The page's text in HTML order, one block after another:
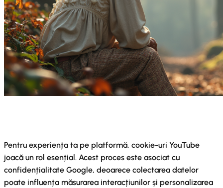
Pentru experiența ta pe platformă, cookie-uri YouTube
joacă un rol esențial. Acest proces este asociat cu
confidențialitate Google, deoarece colectarea datelor
poate influența măsurarea interacțiunilor și personalizarea